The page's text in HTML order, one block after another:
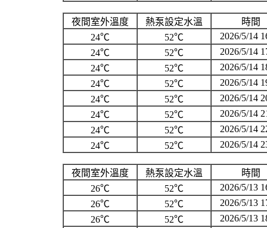
夜間室外溫度 熱泵設定水溫
時間
24℃
52℃
2026/5/14
24℃
52℃
2026/5/14
24℃
52℃
2026/5/14
24℃
52℃
2026/5/14
24℃
52℃
2026/5/14
24℃
52℃
2026/5/14
24℃
52℃
2026/5/14
24℃
52℃ 2026/5/14
夜間室外溫度 熱泵設定水溫
時間
26℃
52℃
2026/5/13
26℃
52℃
2026/5/13
26℃
52℃
2026/5/13